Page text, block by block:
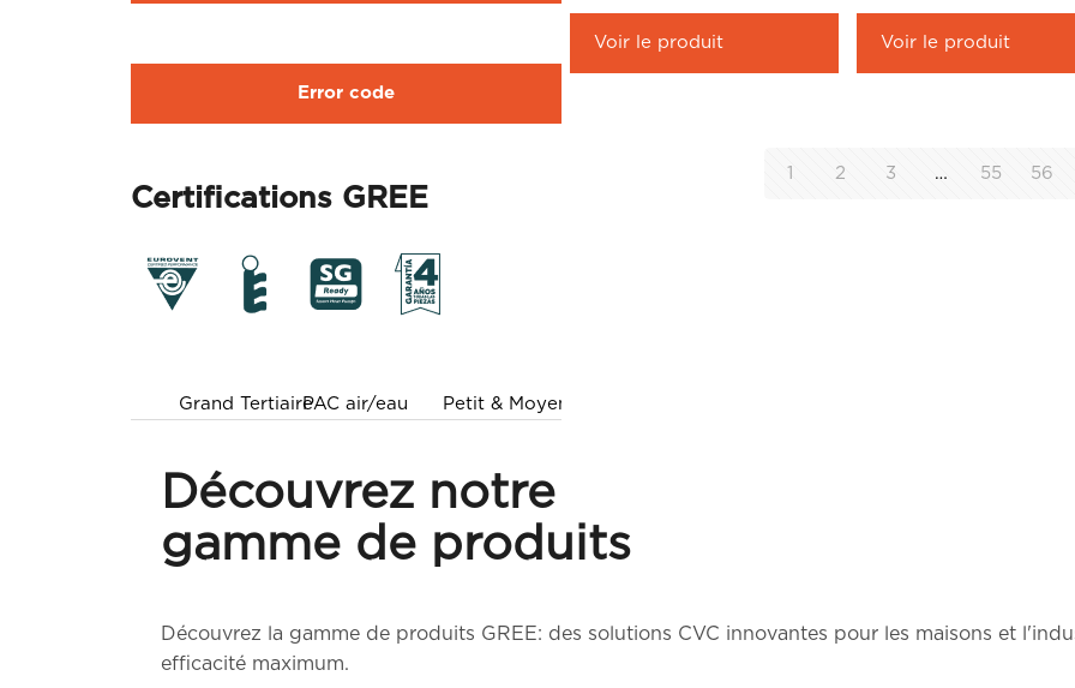
Error code
Certifications GREE
Grand TertiairePAC air/eau Petit & Moyen Tertiaire
Voir le produit Voir le produit
1 2 3 … 55 56
Découvrez notre
gamme de produits
Découvrez la gamme de produits GREE: des solutions CVC innovantes pour les maisons et
efficacité maximum.